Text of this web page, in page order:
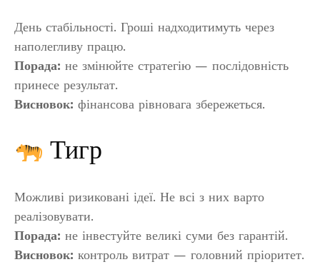
День стабільності. Гроші надходитимуть через
наполегливу працю.
Порада: не змінюйте стратегію — послідовність
принесе результат.
Висновок: фінансова рівновага збережеться.
Тигр
Можливі ризиковані ідеї. Не всі з них варто
реалізовувати.
Порада: не інвестуйте великі суми без гарантій.
Висновок: контроль витрат — головний пріоритет.